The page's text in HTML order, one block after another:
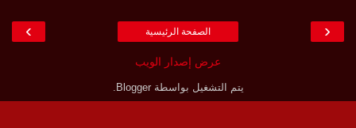
‹
› الصفحة الرئيسية
عرض إصدار الويب
يتم التشغيل بواسطةBlogger